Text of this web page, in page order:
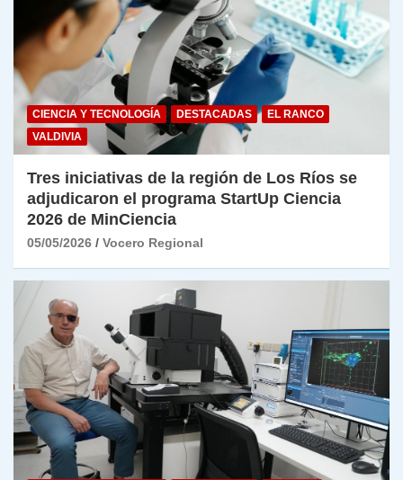
CIENCIA Y TECNOLOGÍA DESTACADAS
EL RANCO
VALDIVIA
Tres iniciativas de la región de Los Ríos se
adjudicaron el programa StartUp Ciencia
2026 de MinCiencia
05/05/2026 Vocero Regional